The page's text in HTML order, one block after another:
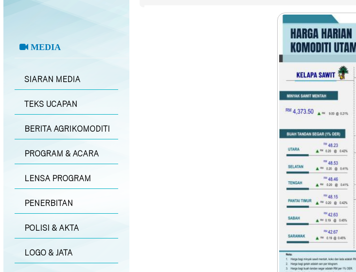
MEDIA
SIARAN MEDIA
TEKS UCAPAN
BERITA AGRIKOMODITI
PROGRAM & ACARA
LENSA PROGRAM
PENERBITAN
POLISI & AKTA
LOGO & JATA